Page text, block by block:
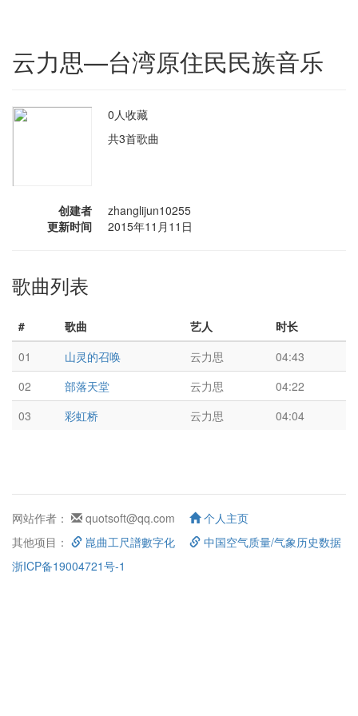
云力思—台湾原住民民族音乐
0人收藏
共3首歌曲
创建者
zhanglijun10255
更新时间
2015年11月11日
歌曲列表
# 歌曲 艺人
时长
01
山灵的召唤 云力思
04:43
02
部落天堂 云力思
04:22
03
彩虹桥 云力思 04:04
网站作者： quotsoft@qq.com
个人主页
其他项目：
崑曲工尺譜數字化
中国空气质量/气象历史数据
浙ICP备19004721号-1